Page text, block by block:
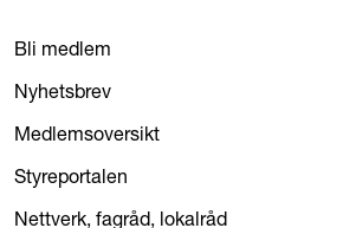
Bli medlem
Nyhetsbrev
Medlemsoversikt
Styreportalen
Nettverk, fagråd, lokalråd